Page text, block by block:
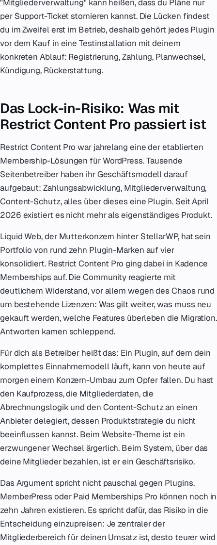
"Mitgliederverwaltung" kann heißen, dass du Pläne nur
per Support-Ticket stornieren kannst. Die Lücken findest
du im Zweifel erst im Betrieb, deshalb gehört jedes Plugin
vor dem Kauf in eine Testinstallation mit deinem
konkreten Ablauf: Registrierung, Zahlung, Planwechsel,
Kündigung, Rückerstattung.
Das Lock-in-Risiko: Was mit
Restrict Content Pro passiert ist
Restrict Content Pro war jahrelang eine der etablierten
Membership-Lösungen für WordPress. Tausende
Seitenbetreiber haben ihr Geschäftsmodell darauf
aufgebaut: Zahlungsabwicklung, Mitgliederverwaltung,
Content-Schutz, alles über dieses eine Plugin. Seit April
2026 existiert es nicht mehr als eigenständiges Produkt.
Liquid Web, der Mutterkonzern hinter StellarWP, hat sein
Portfolio von rund zehn Plugin-Marken auf vier
konsolidiert. Restrict Content Pro ging dabei in Kadence
Memberships auf. Die Community reagierte mit
deutlichem Widerstand, vor allem wegen des Chaos rund
um bestehende Lizenzen: Was gilt weiter, was muss neu
gekauft werden, welche Features überleben die Migration.
Antworten kamen schleppend.
Für dich als Betreiber heißt das: Ein Plugin, auf dem dein
komplettes Einnahmemodell läuft, kann von heute auf
morgen einem Konzern-Umbau zum Opfer fallen. Du hast
den Kaufprozess, die Mitgliederdaten, die
Abrechnungslogik und den Content-Schutz an einen
Anbieter delegiert, dessen Produktstrategie du nicht
beeinflussen kannst. Beim Website-Theme ist ein
erzwungener Wechsel ärgerlich. Beim System, über das
deine Mitglieder bezahlen, ist er ein Geschäftsrisiko.
Das Argument spricht nicht pauschal gegen Plugins.
MemberPress oder Paid Memberships Pro können noch in
zehn Jahren existieren. Es spricht dafür, das Risiko in die
Entscheidung einzupreisen: Je zentraler der
Mitgliederbereich für deinen Umsatz ist, desto teurer wird